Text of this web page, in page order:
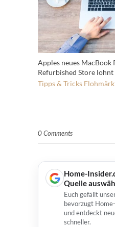
Apples neues MacBook
Refurbished Store lohnt
Tipps & Tricks
0 Comments
Home-
Quelle
Euch gefällt
bevorzugt
und entdeckt
schneller.